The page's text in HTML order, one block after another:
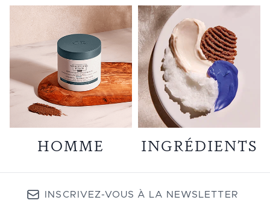
HOMME INGRÉDIENTS
INSCRIVEZ-VOUS À LA NEWSLETTER